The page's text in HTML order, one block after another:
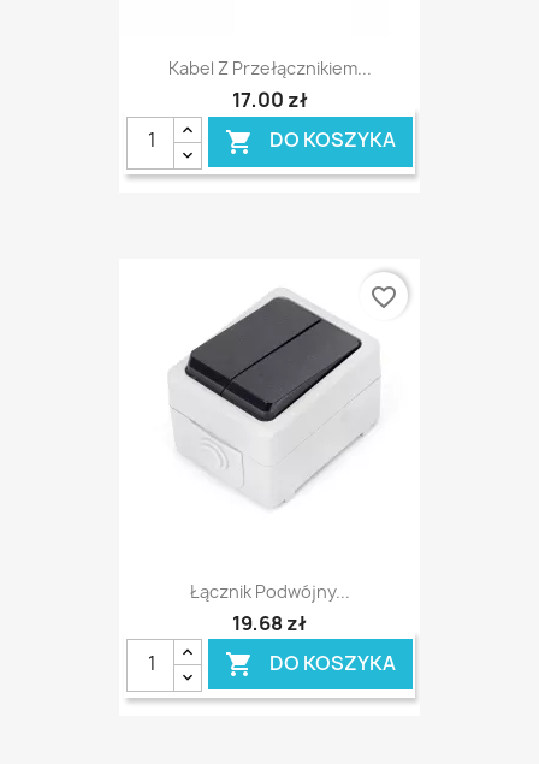
Kabel Z Przełącznikiem...
17,00 zł
 DO KOSZYKA
Łącznik Podwójny...
19,68 zł
 DO KOSZYKA
favorite_border